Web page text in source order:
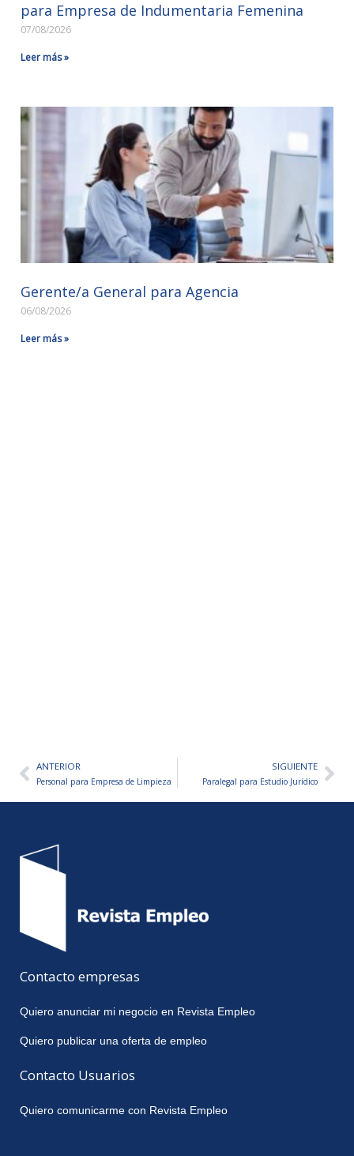
para Empresa de Indumentaria Femenina
07/08/2026
Leer más »
Gerente/a General para Agencia
06/08/2026
Leer más »
AntANTERIOR
Personal para Empresa de Limpieza
SIGUIENTE
Paralegal para Estudio Jurídico
Contacto empresas
Quiero anunciar mi negocio en Revista Empleo
Quiero publicar una oferta de empleo
Contacto Usuarios
Quiero comunicarme con Revista Empleo